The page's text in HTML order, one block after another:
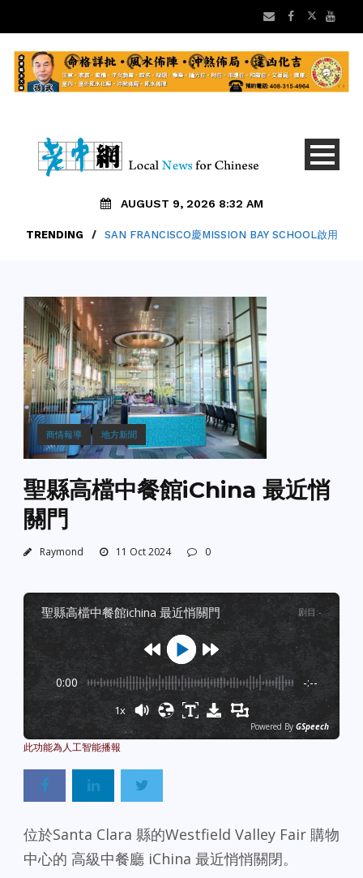
AUGUST 9, 2026 8:32 AM
TRENDING / SAN FRANCISCO慶MISSION BAY SCHOOL啟用
商情報導 地方新聞
聖縣高檔中餐館iChina 最近悄
關門
Raymond 11 Oct 2024 0
聖縣高檔中餐館ichina 最近悄關門 剧目 :-
0:00 -:--
1x
Powered By GSpeech
位於Santa Clara 縣的Westfield Valley Fair 購物
中心的 高級中餐廳 iChina 最近悄悄關閉。